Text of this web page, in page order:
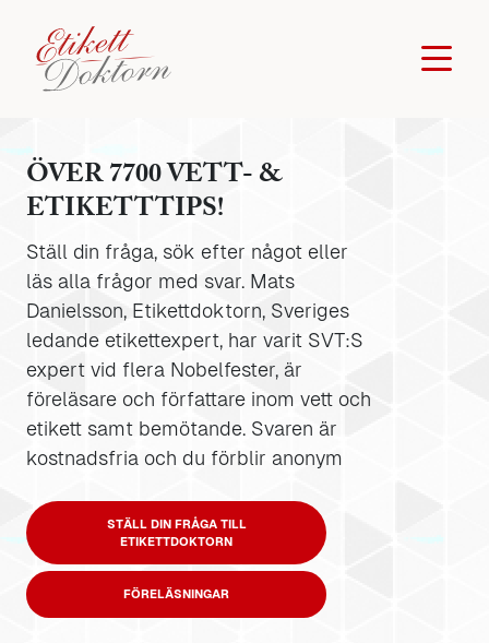
ÖVER 7700 VETT- &
ETIKETTTIPS!
Ställ din fråga, sök efter något eller
läs alla frågor med svar. Mats
Danielsson, Etikettdoktorn, Sveriges
ledande etikettexpert, har varit SVT:S
expert vid flera Nobelfester, är
föreläsare och författare inom vett och
etikett samt bemötande. Svaren är
kostnadsfria och du förblir anonym
STÄLL DIN FRÅGA TILL
ETIKETTDOKTORN
FÖRELÄSNINGAR